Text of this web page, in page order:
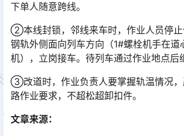
下单人随意跨线。
②本线封锁，邻线来车时，作业人员停
钢轨外侧面向列车方向（1#螺栓机手在道
机），立岗接车。待列车通过作业地点后
③改道时，作业负责人要掌握轨温情况
路作业要求，不超松超卸扣件。
文章来源：